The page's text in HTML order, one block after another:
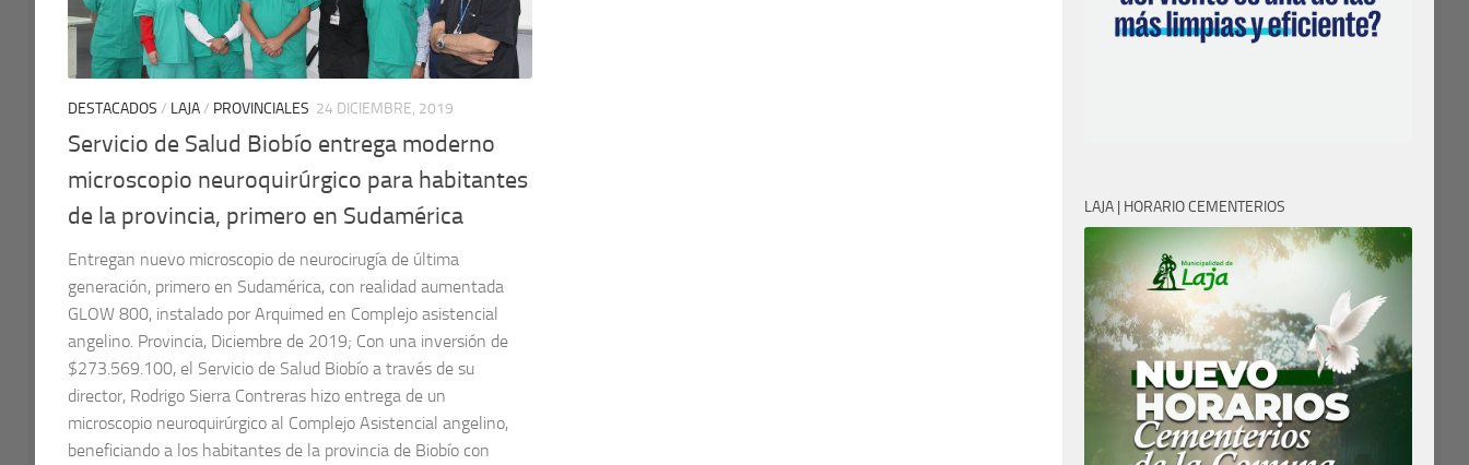
DESTACADOS / LAJA/ PROVINCIALES 24 DICIEMBRE, 2019
Servicio de Salud Biobío entrega moderno
microscopio neuroquirúrgico para habitantes
de la provincia, primero en Sudamérica
Entregan nuevo microscopio de neurocirugía de última
generación, primero en Sudamérica, con realidad aumentada
GLOW 800, instalado por Arquimed en Complejo asistencial
angelino. Provincia, Diciembre de 2019; Con una inversión de
$273.569.100, el Servicio de Salud Biobío a través de su
director, Rodrigo Sierra Contreras hizo entrega de un
microscopio neuroquirúrgico al Complejo Asistencial angelino,
beneficiando a los habitantes de la provincia de Biobío con
LAJA | HORARIO CEMENTERIOS